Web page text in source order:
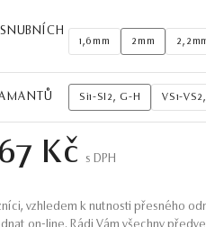
1,6mm 2mm
Si1-SI2, G-H VS1-
Kč S DPH
vzhledem k nutnosti přesného